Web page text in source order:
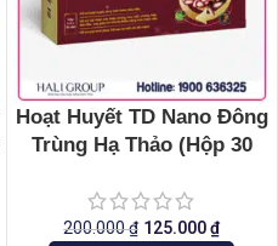
Hoạt Huyết TD Nano Đông
Trùng Hạ Thảo (Hộp 30
200.000₫ 125.000₫